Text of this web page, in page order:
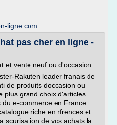
ligne.com
pas cher en ligne -
et vente neuf ou d'occasion.
Rakuten leader franais de
de produits doccasion ou
plus grand choix d'articles
du e-commerce en France
riche en rfrences et
scurisation de vos achats la